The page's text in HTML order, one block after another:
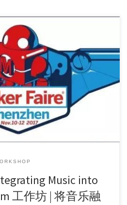
: Integrating Music into Your […]
Music into
工作坊 | 将音乐融